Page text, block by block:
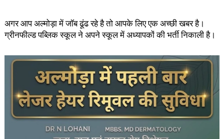
अगर आप अल्मोड़ा में जॉब ढूंढ रहे है तो आपके लिए एक अच्छी खबर है।
ग्रीनफील्ड पब्लिक स्कूल ने अपने स्कूल में अध्यापकों की भर्ती निकाली है।